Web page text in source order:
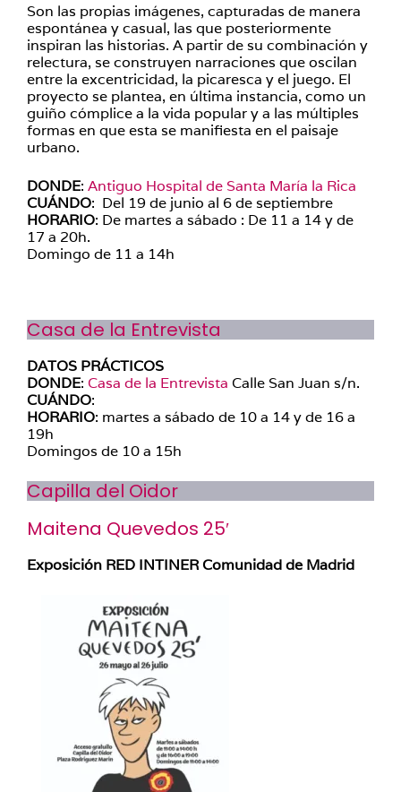
Son las propias imágenes, capturadas de manera
espontánea y casual, las que posteriormente
inspiran las historias. A partir de su combinación y
relectura, se construyen narraciones que oscilan
entre la excentricidad, la picaresca y el juego. El
proyecto se plantea, en última instancia, como un
guiño cómplice a la vida popular y a las múltiples
formas en que esta se manifiesta en el paisaje
urbano.
DONDE: Antiguo Hospital de Santa María la Rica
CUÁNDO: Del 19 de junio al 6 de septiembre
HORARIO: De martes a sábado : De 11 a 14 y de
17 a 20h.
Domingo de 11 a 14h
Casa de la Entrevista
DATOS PRÁCTICOS
DONDE: Casa de la Entrevista Calle San Juan s/n.
CUÁNDO:
HORARIO: martes a sábado de 10 a 14 y de 16 a
19h
Domingos de 10 a 15h
Capilla del Oidor
Maitena Quevedos 25′
Exposición RED INTINER Comunidad de Madrid